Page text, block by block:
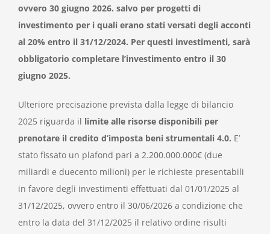
ovvero 30 giugno 2026. salvo per progetti di
investimento per i quali erano stati versati degli acconti
al 20% entro il 31/12/2024. Per questi investimenti, sarà
obbligatorio completare l’investimento entro il 30
giugno 2025.
Ulteriore precisazione prevista dalla legge di bilancio
2025 riguarda il limite alle risorse disponibili per
prenotare il credito d’imposta beni strumentali 4.0. E’
stato fissato un plafond pari a 2.200.000.000€ (due
miliardi e duecento milioni) per le richieste presentabili
in favore degli investimenti effettuati dal 01/01/2025 al
31/12/2025, ovvero entro il 30/06/2026 a condizione che
entro la data del 31/12/2025 il relativo ordine risulti